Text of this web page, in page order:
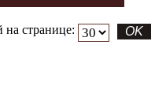
странице: